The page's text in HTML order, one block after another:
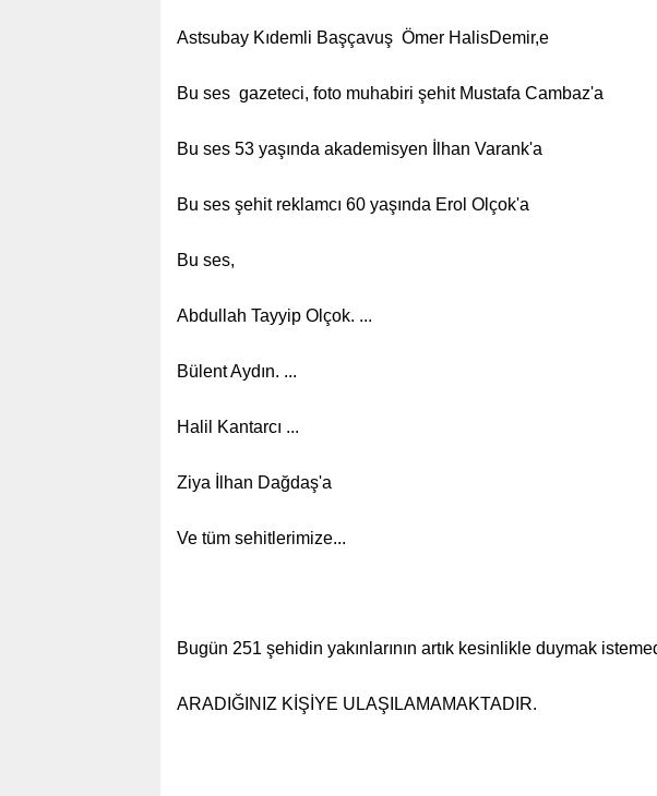
Astsubay Kıdemli Başçavuş Ömer HalisDemir,e
Bu ses gazeteci, foto muhabiri şehit Mustafa Cambaz'a
Bu ses 53 yaşında akademisyen İlhan Varank'a
Bu ses şehit reklamcı 60 yaşında Erol Olçok'a
Bu ses,
Abdullah Tayyip Olçok. ...
Bülent Aydın. ...
Halil Kantarcı ...
Ziya İlhan Dağdaş'a
Ve tüm sehitlerimize...
Bugün 251 şehidin yakınlarının artık kesinlikle duymak
ARADIĞINIZ KİŞİYE ULAŞILAMAMAKTADIR.